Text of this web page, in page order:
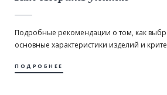
Подробные рекомендации о том, как
основные характеристики изделий и
ПОДРОБНЕЕ